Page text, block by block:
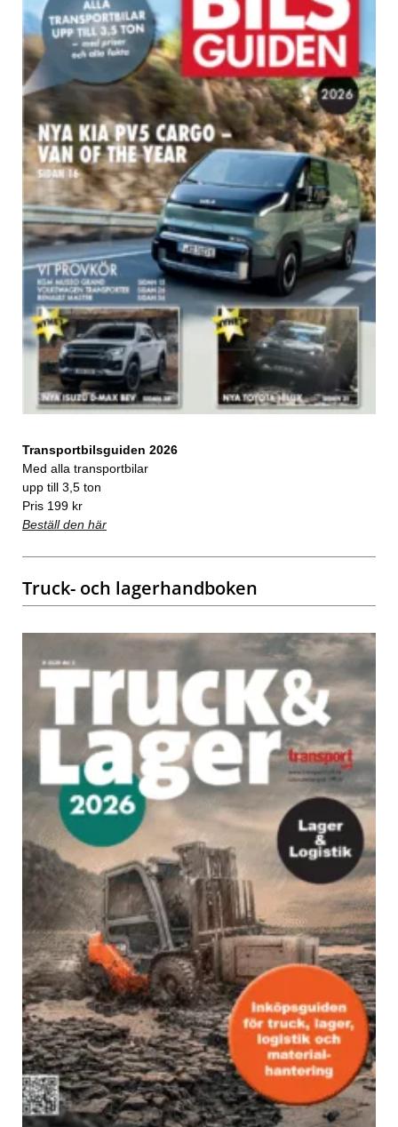
Transportbilsguiden 2026
Med alla transportbilar
upp till 3,5 ton
Pris 199 kr
Beställ den här
Truck- och lagerhandboken